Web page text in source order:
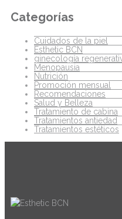
Categorías
Cuidados de la piel
Esthetic BCN
ginecología
Menopausia
Nutrición
Promoción mensual
Recomendaciones
Salud y Belleza
Tratamiento de cabina
Tratamientos antiedad
Tratamientos estéticos